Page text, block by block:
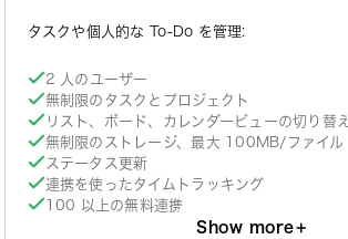
タスクや個人的な To-Do を管理:
2 人のユーザー
無制限のタスクとプロジェクト
リスト、ボード、カレンダービューの切り替え
無制限のストレージ、最大 100MB/ファイル
ステータス更新
連携を使ったタイムトラッキング
100 以上の無料連携
Show more